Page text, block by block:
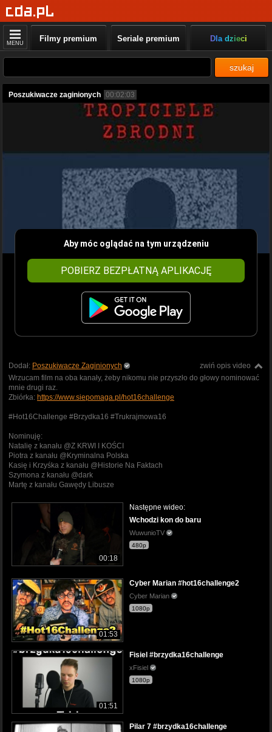
MENU Filmy premium Seriale premium Dla dzieci
szukaj
Poszukiwacze zaginionych 00:02:03
Aby móc oglądać na tym urządzeniu
POBIERZ BEZPŁATNĄ APLIKACJĘ
zwiń opis video
Dodał: Poszukiwacze Zaginionych
Wrzucam film na oba kanały, żeby nikomu nie przyszło do głowy nominować
mnie drugi raz.
Zbiórka: https://www.siepomaga.pl/hot16challenge
#Hot16Challenge #Brzydka16 #Trukrajmowa16
Nominuję:
Natalię z kanału @Z KRWI I KOŚCI
Piotra z kanału @Kryminalna Polska
Kasię i Krzyśka z kanału @Historie Na Faktach
Szymona z kanału @dark
Martę z kanału Gawędy Libusze
00:18
Następne wideo:
Wchodzi kon do baru
WuwunioTV
480p
01:53
Cyber Marian #hot16challenge2
Cyber Marian
1080p
01:51
Fisiel #brzydka16challenge
xFisiel
1080p
Pilar 7 #brzydka16challenge